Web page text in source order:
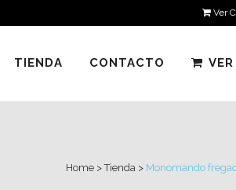
Ver
TIENDA CONTACTO
Home >Tienda > Monomando